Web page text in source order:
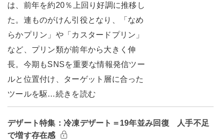
は、前年を約20％上回り好調に推移し
た。連ものがけん引役となり、「なめ
らかプリン」や「カスタードプリン」
など、プリン類が前年から大きく伸
長。今期もSNSを重要な情報発信ツー
ルと位置付け、ターゲット層に合った
ツールを駆…続きを読む
デザート特集：冷凍デザート＝19年並み回復 人手不足
で増す存在感